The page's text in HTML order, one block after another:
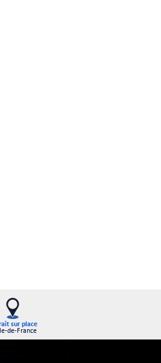
sur place
de-France